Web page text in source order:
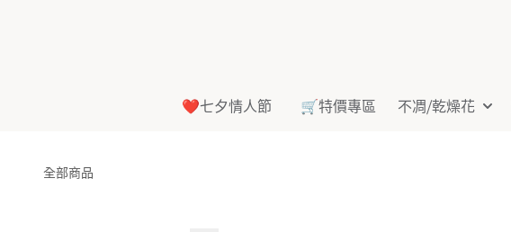
❤️七夕情人節 🛒特價專區 不凋⧸乾燥花
全部商品